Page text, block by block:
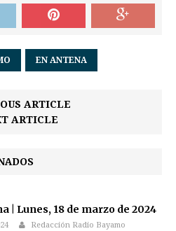
EN ANTENA
ARTICLE
ARTICLE
| Lunes, 18 de marzo de 2024
Redacción Radio Bayamo